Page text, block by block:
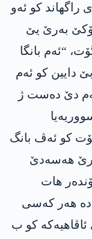
کو ئەو
بەرێ یێ
“ئەم بانگا
دایین کو ئەم
دێ دەست ژ
کو ئەڤ بانگ
ھەسەدێ
ھات
دە ھەر کەسی
کو ب